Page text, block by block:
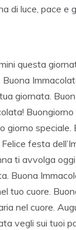
di luce, pace e
questa
giornata.
Buongiorno
giorno speciale.
festa
ti avvolga
Buona
tuo cuore.
nel cuore.
vegli sui tuoi